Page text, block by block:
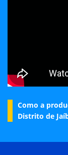
Como a
Distrito de